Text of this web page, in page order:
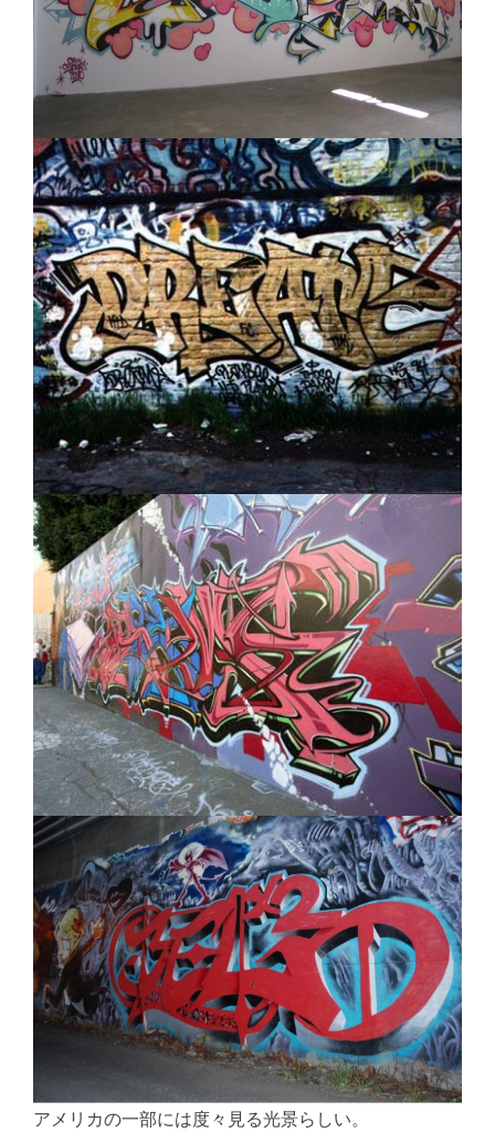
アメリカの一部には度々見る光景らしい。